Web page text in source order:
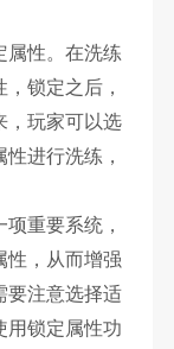
属性。在洗练
锁定之后，
，玩家可以选
进行洗练，
重要系统，
性，从而增强
要注意选择适
用锁定属性功